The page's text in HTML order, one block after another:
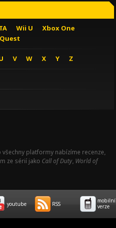
Wii U
Xbox One
V W X Y Z
všechny platformy nabízíme recenze,
ze sérií jako Call of Duty, World of
youtube RSS
mobilní
verze